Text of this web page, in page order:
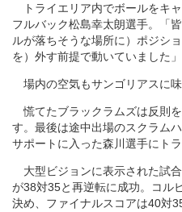
トライエリア内でボールをキ
フルバック松島幸太朗選手。「
ルが落ちそうな場所に）ポジシ
を）外す前提で動いていました」
場内の空気もサンゴリアスに味
慌てたブラックラムズは反則
す。最後は途中出場のスクラム
サポートに入った森川選手にト
大型ビジョンに表示された試
が38対35と再逆転に成功。コル
決め、ファイナルスコアは40対35